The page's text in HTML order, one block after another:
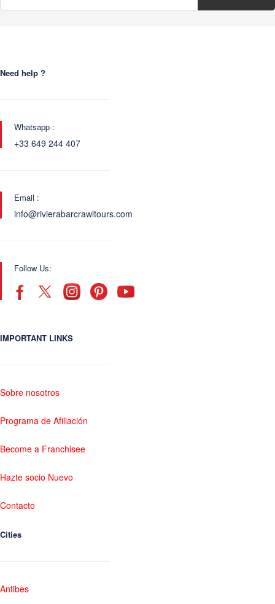
Need help ?
Whatsapp :
+33 649 244 407
Email :
info@rivierabarcrawltours.com
Follow Us:
IMPORTANT LINKS
Sobre nosotros
Programa de Afiliación
Become a Franchisee
Hazte socio Nuevo
Contacto
Cities
Antibes